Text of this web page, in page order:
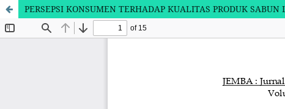
PERSEPSI KONSUMEN TERHADAP KUALITAS PRODUK